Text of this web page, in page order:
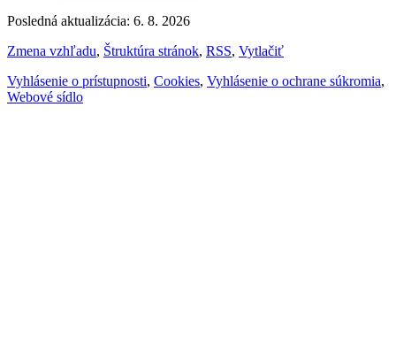
Posledná aktualizácia: 6. 8. 2026
Zmena vzhľadu, Štruktúra stránok, RSS, Vytlačiť
Vyhlásenie o prístupnosti, Cookies, Vyhlásenie o ochrane súkromia,
Webové sídlo